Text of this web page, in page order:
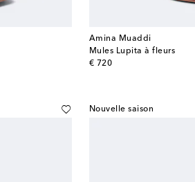
Amina Muaddi
Mules Lupita à fleurs
€ 720
original price
Nouvelle saison